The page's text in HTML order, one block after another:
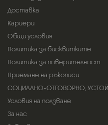
Доставка
Кариери
Общи условия
Политика за бисквитките
Политика за поверителност
Приемане на ръкописи
СОЦИАЛНО-ОТГОВОРНО,
Условия на ползване
За нас